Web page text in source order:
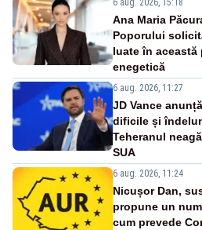
6 aug. 2026, 15:18
Ana Maria
Poporului
luate în această
enegetică
6 aug. 2026, 11:27
JD Vance
dificile și
Teheranul
SUA
6 aug. 2026, 11:24
Nicușor Dan,
propune un
cum prevede